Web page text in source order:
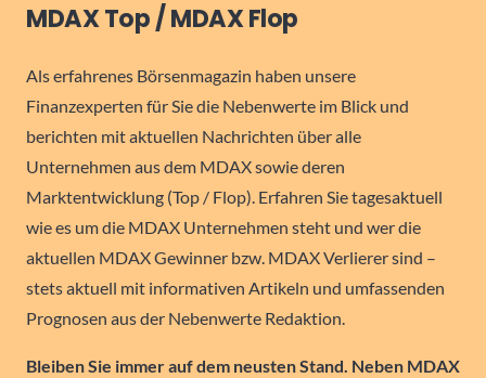
MDAX Top / MDAX Flop
Als erfahrenes Börsenmagazin haben unsere
Finanzexperten für Sie die Nebenwerte im Blick und
berichten mit aktuellen Nachrichten über alle
Unternehmen aus dem MDAX sowie deren
Marktentwicklung (Top / Flop). Erfahren Sie tagesaktuell
wie es um die MDAX Unternehmen steht und wer die
aktuellen MDAX Gewinner bzw. MDAX Verlierer sind –
stets aktuell mit informativen Artikeln und umfassenden
Prognosen aus der Nebenwerte Redaktion.
Bleiben Sie immer auf dem neusten Stand. Neben MDAX